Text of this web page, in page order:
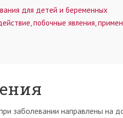
для детей и беременных
побочные явления,
заболевании направлены на